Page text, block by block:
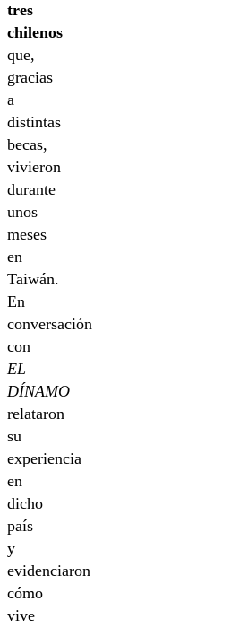
tres
chilenos
que,
gracias
a
distintas
becas,
vivieron
durante
unos
meses
en
Taiwán.
En
conversación
con
EL
DÍNAMO
relataron
su
experiencia
en
dicho
país
y
evidenciaron
cómo
vive